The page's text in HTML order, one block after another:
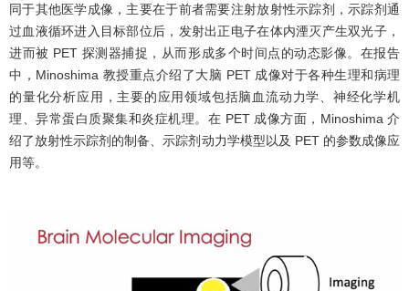
同于其他医学成像，主要在于前者需要注射放射性示踪剂，示踪剂通
过血液循环进入目标部位后，发射出正电子在体内湮灭产生双光子，
进而被 PET 探测器捕捉，从而形成多个时间点的动态影像。在报告
中，Minoshima 教授重点介绍了大脑 PET 成像对于各种生理和病理
的量化分析应用，主要的应用领域包括脑血流动力学、神经化学机
理、异常蛋白质聚集和炎症机理。在 PET 成像方面，Minoshima 介
绍了放射性示踪剂的制备、示踪剂动力学模型以及 PET 的参数成像应
用等。